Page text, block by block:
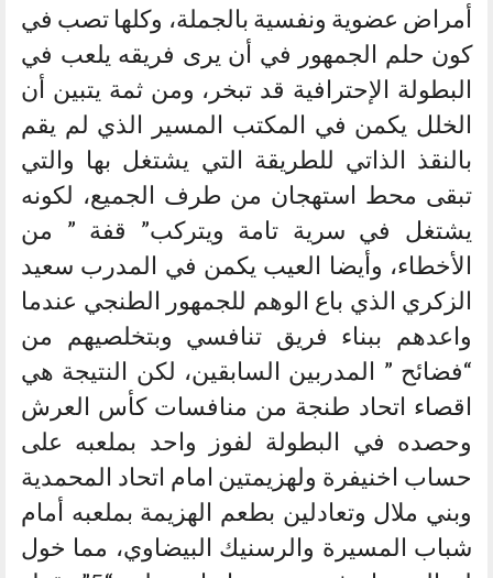
أمراض عضوية ونفسية بالجملة، وكلها تصب في
كون حلم الجمهور في أن يرى فريقه يلعب في
البطولة الإحترافية قد تبخر، ومن ثمة يتبين أن
الخلل يكمن في المكتب المسير الذي لم يقم
بالنقذ الذاتي للطريقة التي يشتغل بها والتي
تبقى محط استهجان من طرف الجميع، لكونه
يشتغل في سرية تامة ويتركب” قفة ” من
الأخطاء، وأيضا العيب يكمن في المدرب سعيد
الزكري الذي باع الوهم للجمهور الطنجي عندما
واعدهم ببناء فريق تنافسي وبتخلصيهم من
“فضائح ” المدربين السابقين، لكن النتيجة هي
اقصاء اتحاد طنجة من منافسات كأس العرش
وحصده في البطولة لفوز واحد بملعبه على
حساب اخنيفرة ولهزيمتين امام اتحاد المحمدية
وبني ملال وتعادلين بطعم الهزيمة بملعبه أمام
شباب المسيرة والرسنيك البيضاوي، مما خول